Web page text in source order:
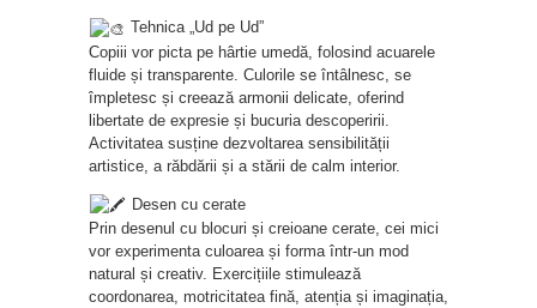
Tehnica „Ud pe Ud”
Copiii vor picta pe hârtie umedă, folosind acuarele
fluide și transparente. Culorile se întâlnesc, se
împletesc și creează armonii delicate, oferind
libertate de expresie și bucuria descoperirii.
Activitatea susține dezvoltarea sensibilității
artistice, a răbdării și a stării de calm interior.
Desen cu cerate
Prin desenul cu blocuri și creioane cerate, cei mici
vor experimenta culoarea și forma într-un mod
natural și creativ. Exercițiile stimulează
coordonarea, motricitatea fină, atenția și imaginația,